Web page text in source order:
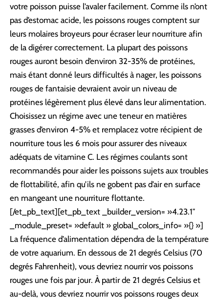
votre poisson puisse l’avaler facilement. Comme ils n’ont
pas d’estomac acide, les poissons rouges comptent sur
leurs molaires broyeurs pour écraser leur nourriture afin
de la digérer correctement. La plupart des poissons
rouges auront besoin d’environ 32-35% de protéines,
mais étant donné leurs difficultés à nager, les poissons
rouges de fantaisie devraient avoir un niveau de
protéines légèrement plus élevé dans leur alimentation.
Choisissez un régime avec une teneur en matières
grasses d’environ 4-5% et remplacez votre récipient de
nourriture tous les 6 mois pour assurer des niveaux
adéquats de vitamine C. Les régimes coulants sont
recommandés pour aider les poissons sujets aux troubles
de flottabilité, afin qu’ils ne gobent pas d’air en surface
en mangeant une nourriture flottante.
[/et_pb_text][et_pb_text _builder_version= »4.23.1″
_module_preset= »default » global_colors_info= »{} »]
La fréquence d’alimentation dépendra de la température
de votre aquarium. En dessous de 21 degrés Celsius (70
degrés Fahrenheit), vous devriez nourrir vos poissons
rouges une fois par jour. À partir de 21 degrés Celsius et
au-delà, vous devriez nourrir vos poissons rouges deux